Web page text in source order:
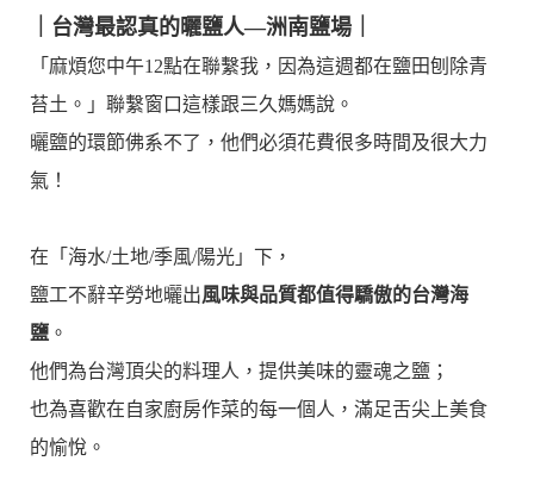
｜台灣最認真的曬鹽人—洲南鹽場
「麻煩您中午12點在聯繫我，因為這週都在鹽田刨除青
苔土。」聯繫窗口這樣跟三久媽媽說。
曬鹽的環節佛系不了，他們必須花費很多時間及很大力
氣！
在「海水/土地/季風/陽光」下，
鹽工不辭辛勞地曬出風味與品質都值得驕傲的台灣海
鹽 。
他們為台灣頂尖的料理人，提供美味的靈魂之鹽；
也為喜歡在自家廚房作菜的每一個人，滿足舌尖上美食
的愉悅。